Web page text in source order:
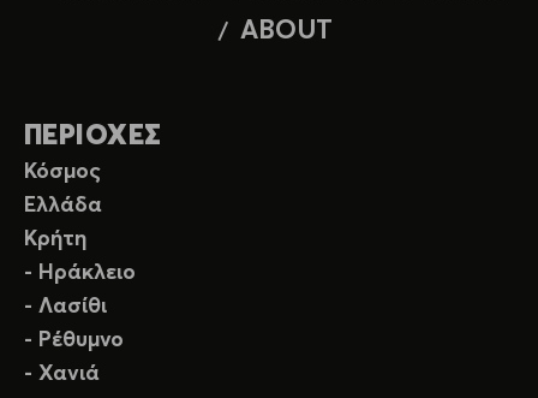
ABOUT
ΠΕΡΙΟΧΕΣ
Κόσμος
Ελλάδα
Κρήτη
- Ηράκλειο
- Λασίθι
- Ρέθυμνο
- Χανιά